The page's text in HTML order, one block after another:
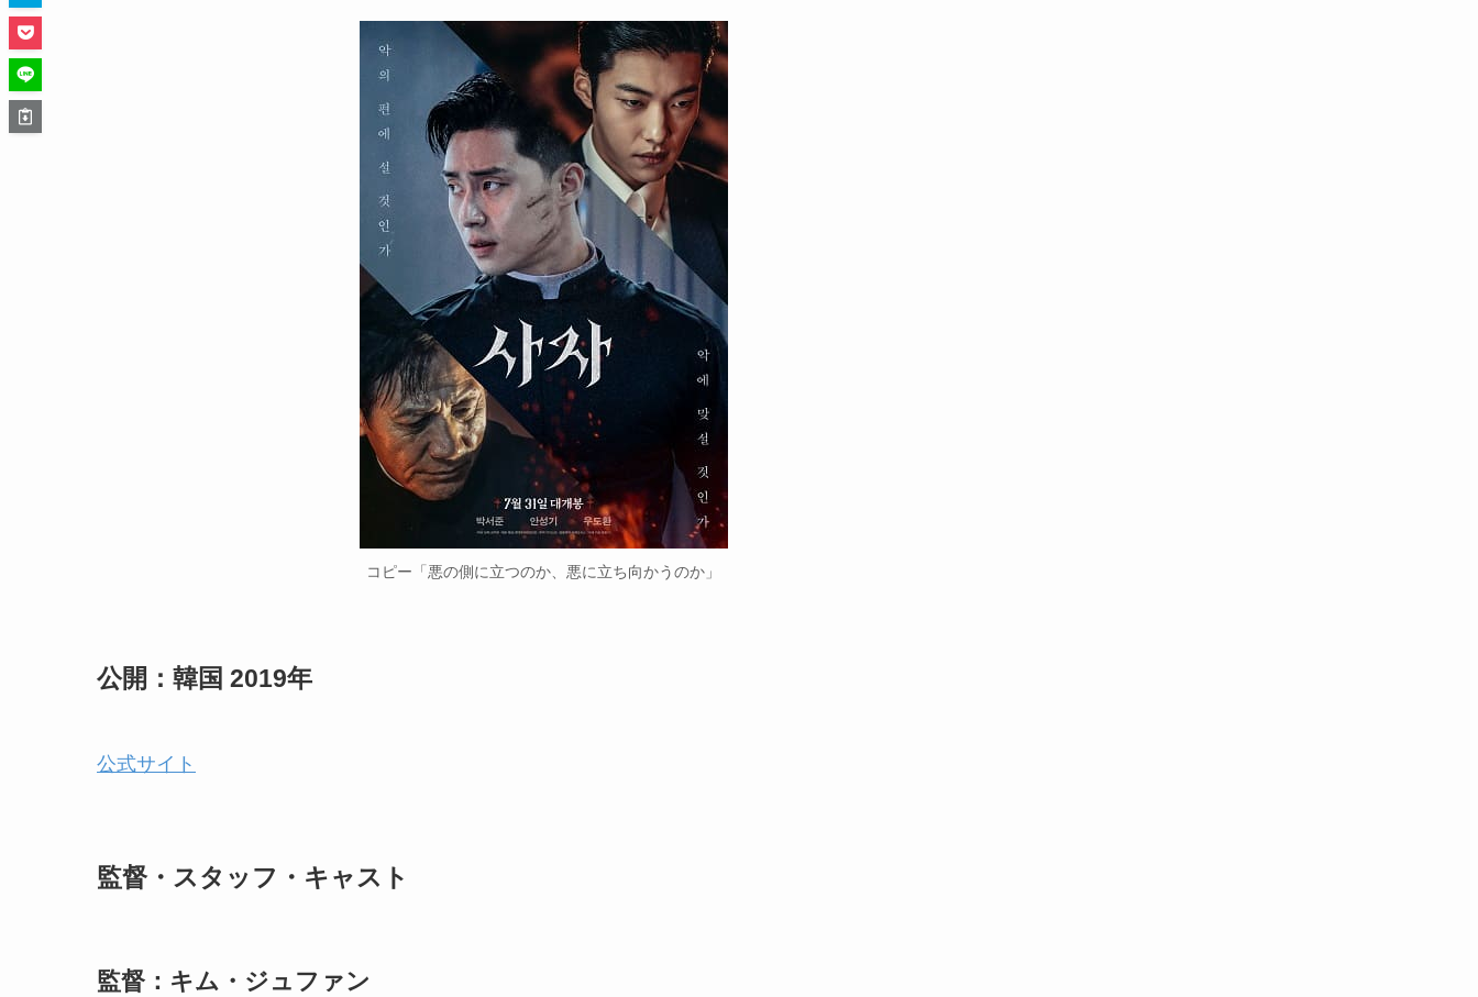
コピー「悪の側に立つのか、悪に立ち向かうのか」
公開：韓国 2019年
公式サイト
監督・スタッフ・キャスト
監督：キム・ジュファン